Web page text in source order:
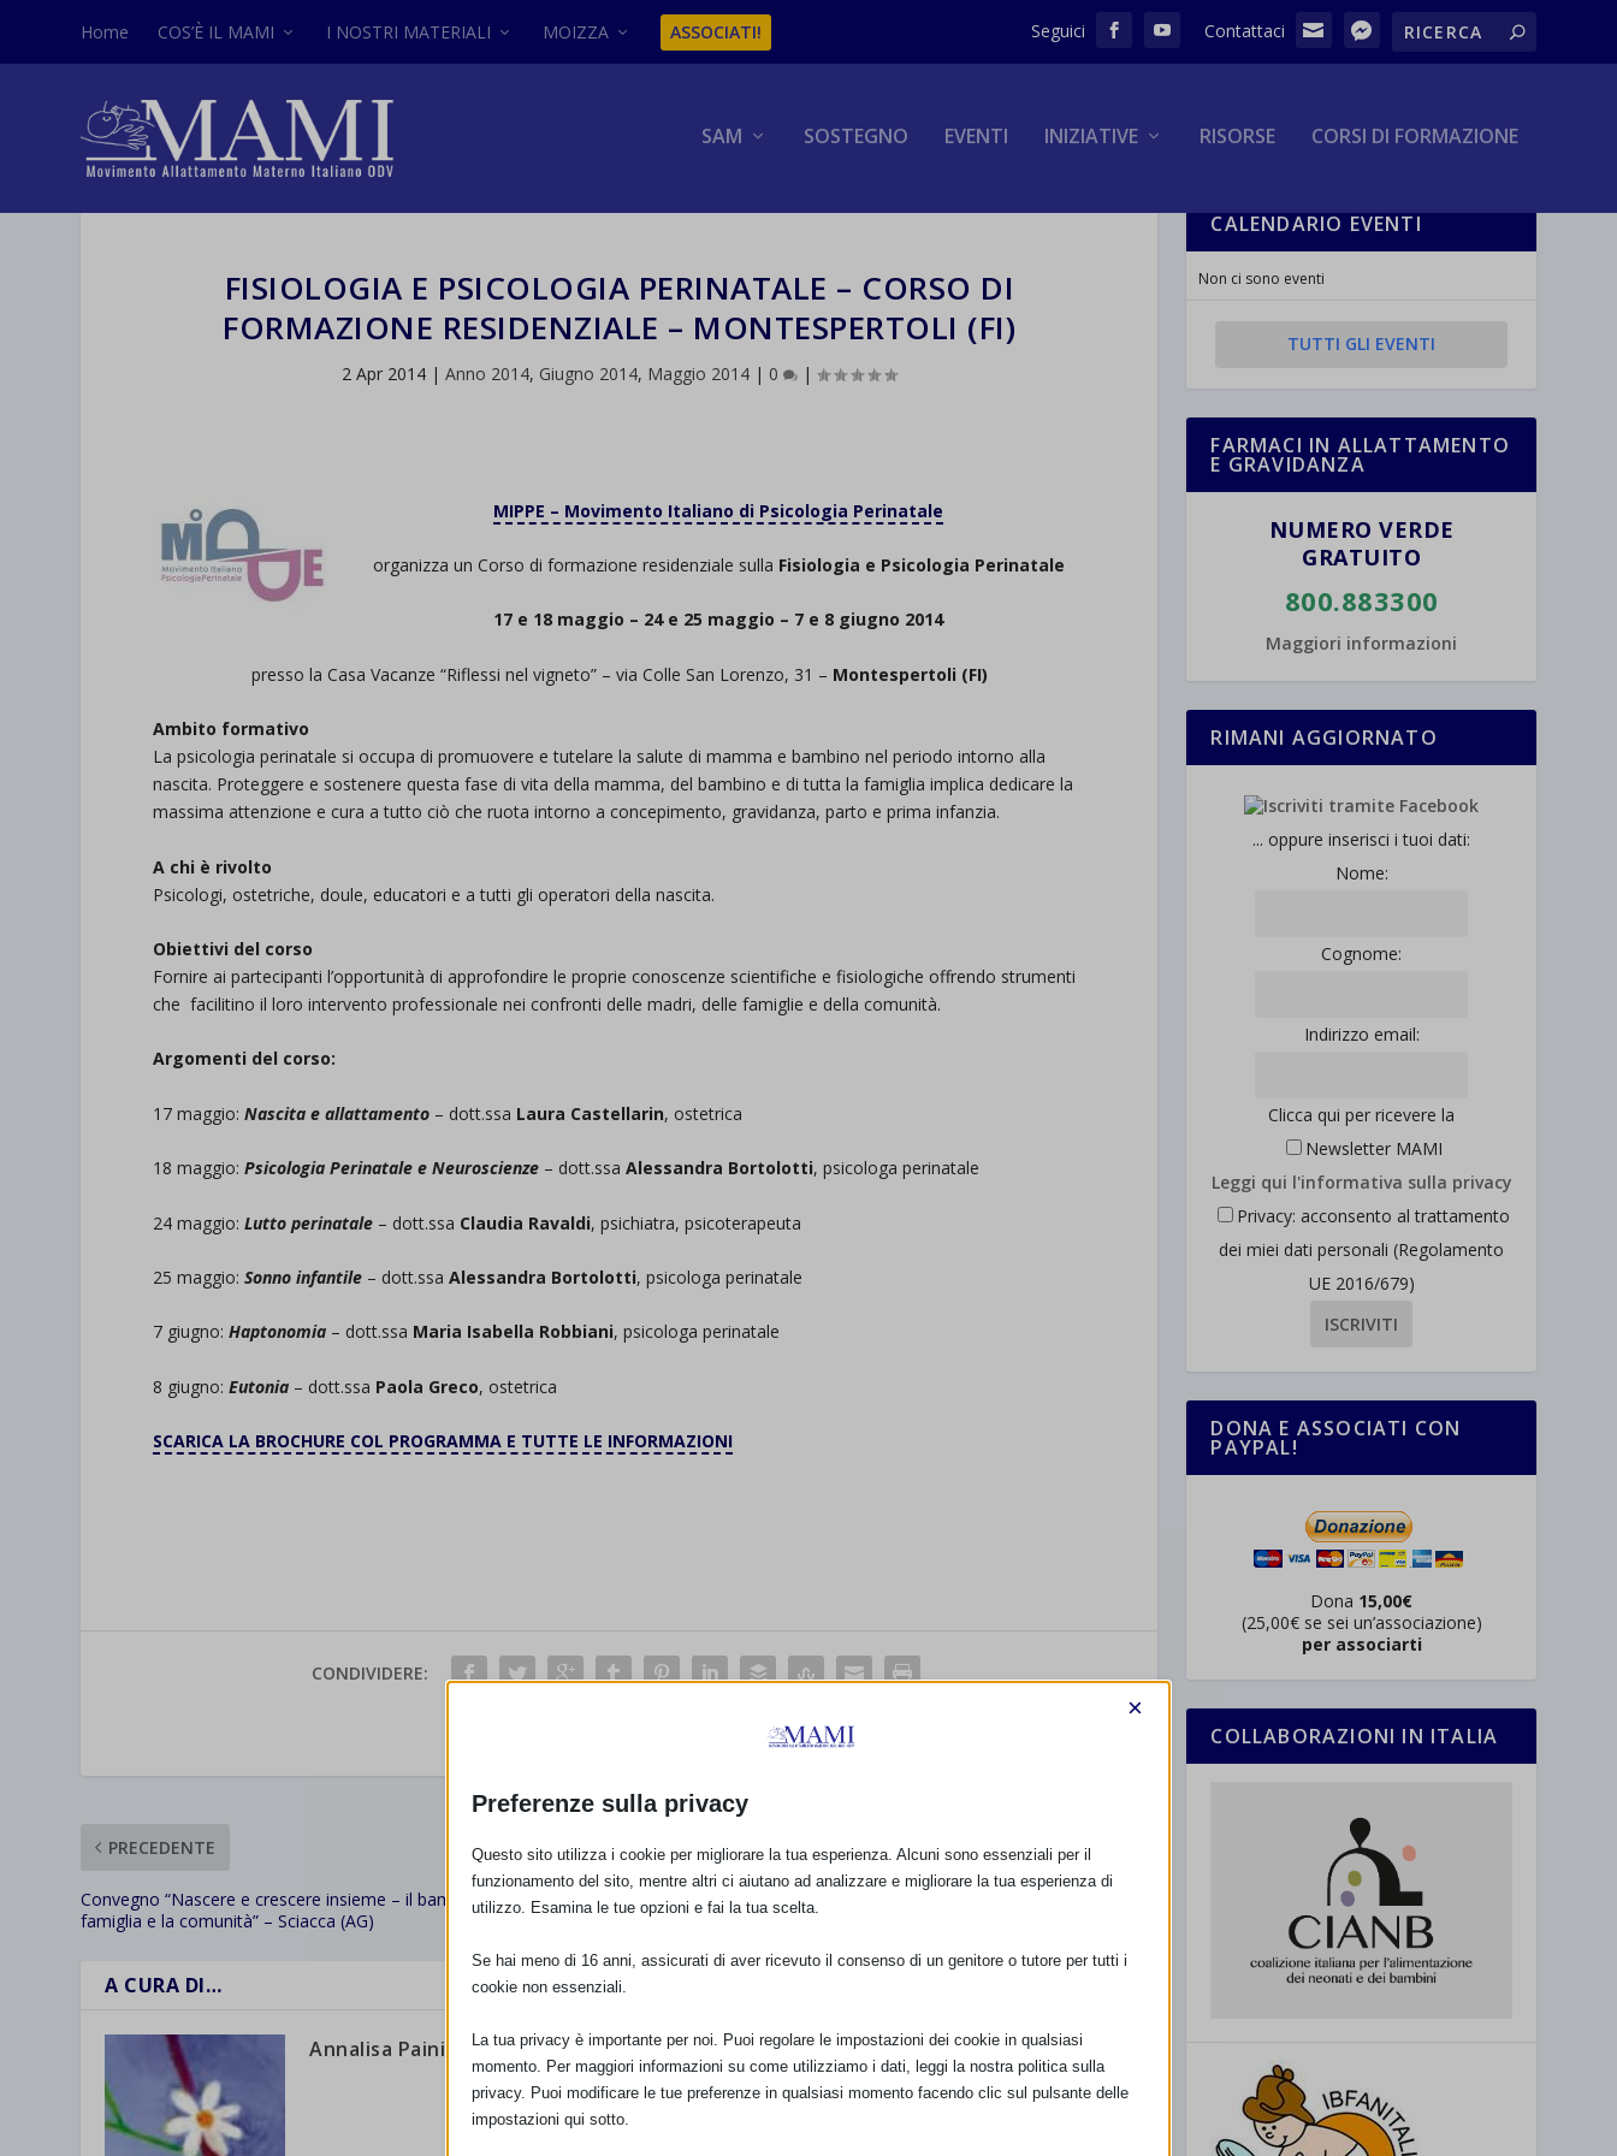
Home COS’È IL MAMI I NOSTRI MATERIALI MOIZZA ASSOCIATI!
SAM SOSTEGNO EVENTI INIZIATIVE RISORSE CORSI DI FORMAZIONE
FISIOLOGIA E PSICOLOGIA PERINATALE – CORSO DI
FORMAZIONE RESIDENZIALE – MONTESPERTOLI (FI)
2 Apr 2014 |Anno 2014, Giugno 2014, Maggio 2014 | 0 |
MIPPE – Movimento Italiano di Psicologia Perinatale
organizza un Corso di formazione residenziale sulla Fisiologia e Psicologia Perinatale
17 e 18 maggio – 24 e 25 maggio – 7 e 8 giugno 2014
presso la Casa Vacanze “Riflessi nel vigneto” – via Colle San Lorenzo, 31 – Montespertoli (FI)
Ambito formativo
La psicologia perinatale si occupa di promuovere e tutelare la salute di mamma e bambino nel periodo intorno alla
nascita. Proteggere e sostenere questa fase di vita della mamma, del bambino e di tutta la famiglia implica dedicare la
massima attenzione e cura a tutto ciò che ruota intorno a concepimento, gravidanza, parto e prima infanzia.
A chi è rivolto
Psicologi, ostetriche, doule, educatori e a tutti gli operatori della nascita.
Obiettivi del corso
Fornire ai partecipanti l’opportunità di approfondire le proprie conoscenze scientifiche e fisiologiche offrendo strumenti
che facilitino il loro intervento professionale nei confronti delle madri, delle famiglie e della comunità.
Argomenti del corso:
17 maggio:Nascita e allattamento – dott.ssa Laura Castellarin, ostetrica
18 maggio:Psicologia Perinatale e Neuroscienze – dott.ssaAlessandra Bortolotti, psicologa perinatale
24 maggio:Lutto perinatale – dott.ssa Claudia Ravaldi, psichiatra, psicoterapeuta
25 maggio:Sonno infantile – dott.ssaAlessandra Bortolotti, psicologa perinatale
7 giugno:Haptonomia – dott.ssa Maria Isabella Robbiani, psicologa perinatale
8 giugno:Eutonia – dott.ssa Paola Greco, ostetrica
SCARICA LA BROCHURE COL PROGRAMMA E TUTTE LE INFORMAZIONI
CONDIVIDERE:
PRECEDENTE
Convegno “Nascere e crescere insieme – il bambino, la
famiglia e la comunità” – Sciacca (AG)
PROSSIMO
L’uso dei mezzi di contrasto nella donna che allatta
A CURA DI…
Annalisa Paini
CALENDARIO EVENTI
Non ci sono eventi
TUTTI GLI EVENTI
FARMACI IN ALLATTAMENTO
E GRAVIDANZA
NUMERO VERDE
GRATUITO
800.883300
Maggiori informazioni
RIMANI AGGIORNATO
... oppure inserisci i tuoi dati:
Nome:
Cognome:
Indirizzo email:
Clicca qui per ricevere la
Newsletter MAMI
Leggi qui l'informativa sulla privacy
Privacy: acconsento al trattamento
dei miei dati personali (Regolamento
UE 2016/679)
DONA E ASSOCIATI CON
PAYPAL!
Dona 15,00€
(25,00€ se sei un’associazione)
per associarti
COLLABORAZIONI IN ITALIA
Preferenze sulla privacy
×
Questo sito utilizza i cookie per migliorare la tua esperienza. Alcuni sono essenziali per il
funzionamento del sito, mentre altri ci aiutano ad analizzare e migliorare la tua esperienza di
utilizzo. Esamina le tue opzioni e fai la tua scelta.
Se hai meno di 16 anni, assicurati di aver ricevuto il consenso di un genitore o tutore per tutti i
cookie non essenziali.
La tua privacy è importante per noi. Puoi regolare le impostazioni dei cookie in qualsiasi
momento. Per maggiori informazioni su come utilizziamo i dati, leggi la nostra politica sulla
privacy. Puoi modificare le tue preferenze in qualsiasi momento facendo clic sul pulsante delle
impostazioni qui sotto.